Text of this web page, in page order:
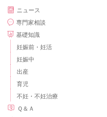
ニュース
専門家相談
基礎知識
妊娠前・妊活
妊娠中
出産
育児
不妊・不妊治療
Ｑ＆Ａ